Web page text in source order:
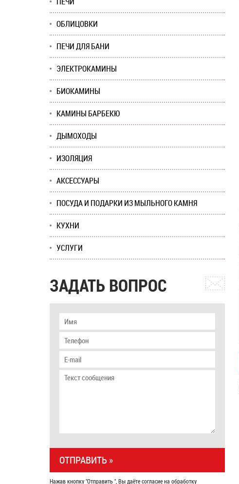
ОБЛИЦОВКИ
ПЕЧИ ДЛЯ БАНИ
ЭЛЕКТРОКАМИНЫ
БИОКАМИНЫ
КАМИНЫ БАРБЕКЮ
ДЫМОХОДЫ
ИЗОЛЯЦИЯ
АКСЕССУАРЫ
ПОСУДА И ПОДАРКИ ИЗ МЫЛЬНОГО КАМНЯ
КУХНИ
УСЛУГИ
ЗАДАТЬ ВОПРОС
Нажав кнопку "Отправить ", Вы даёте согласие на обработку